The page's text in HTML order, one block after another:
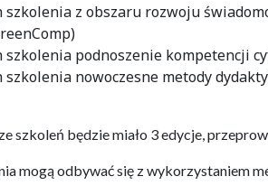
szkolenia z obszaru rozwoju
szkolenia podnoszenie kompetencji
szkolenia nowoczesne metody
szkoleń będzie miało 3 edycje,
mogą odbywać się z wykorzystaniem